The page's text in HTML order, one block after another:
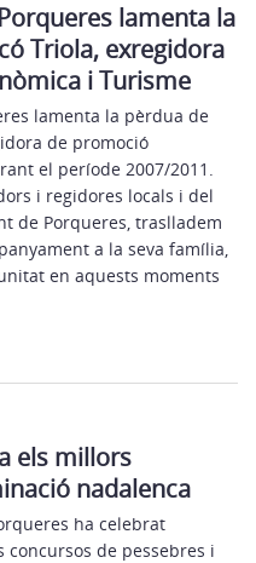
lamenta la
Triola, exregidora
i Turisme
lamenta la pèrdua de
de promoció
el període 2007/2011.
i regidores locals i del
de Porqueres, traslladem
a la seva família,
en aquests moments
els millors
nadalenca
ha celebrat
concursos de pessebres i